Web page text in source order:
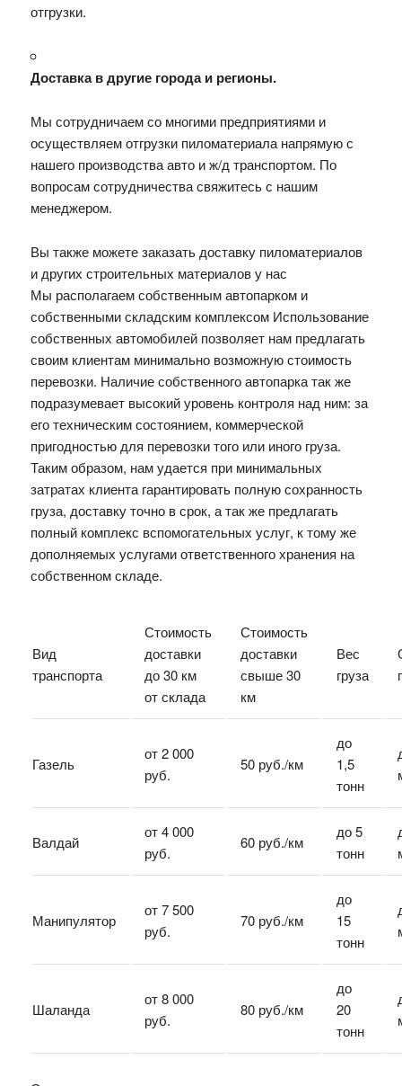
отгрузки.
Доставка в другие города и регионы.
Мы сотрудничаем со многими предприятиями и
осуществляем отгрузки пиломатериала напрямую с
нашего производства авто и ж/д транспортом. По
вопросам сотрудничества свяжитесь с нашим
менеджером.
Вы также можете заказать доставку пиломатериалов
и других строительных материалов у нас
Мы располагаем собственным автопарком и
собственными складским комплексом Использование
собственных автомобилей позволяет нам предлагать
своим клиентам минимально возможную стоимость
перевозки. Наличие собственного автопарка так же
подразумевает высокий уровень контроля над ним: за
его техническим состоянием, коммерческой
пригодностью для перевозки того или иного груза.
Таким образом, нам удается при минимальных
затратах клиента гарантировать полную сохранность
груза, доставку точно в срок, а так же предлагать
полный комплекс вспомогательных услуг, к тому же
дополняемых услугами ответственного хранения на
собственном складе.
Вид
транспорта
Стоимость
доставки
до 30 км
от склада
Стоимость
доставки
свыше 30
км
Вес
груза
Газель
от 2 000
руб.
50 руб./км
до
1,5
тонн
Валдай
от 4 000
руб.
60 руб./км
до 5
тонн
Манипулятор
от 7 500
руб.
70 руб./км
до
15
тонн
Шаланда
от 8 000
руб.
80 руб./км
до
20
тонн